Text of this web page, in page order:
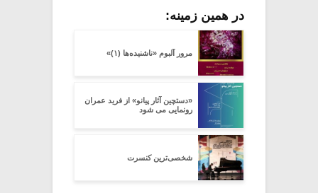
در همین زمینه:
مرور آلبوم «ناشنیده‌ها (۱)»
«دستچین آثار پیانو» از فرید عمران
رونمایی می شود
شخصی‌ترین کنسرت